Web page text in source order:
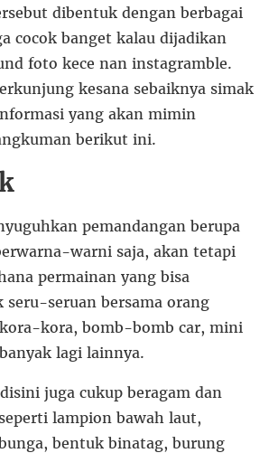
dibentuk dengan berbagai
cocok banget kalau dijadikan
foto kece nan instagramble.
kesana sebaiknya simak
yang akan mimin
berikut ini.
pemandangan berupa
warni saja, akan tetapi
permainan yang bisa
seruan bersama orang
kora, bomb-bomb car, mini
lagi lainnya.
juga cukup beragam dan
lampion bawah laut,
bentuk binatag, burung